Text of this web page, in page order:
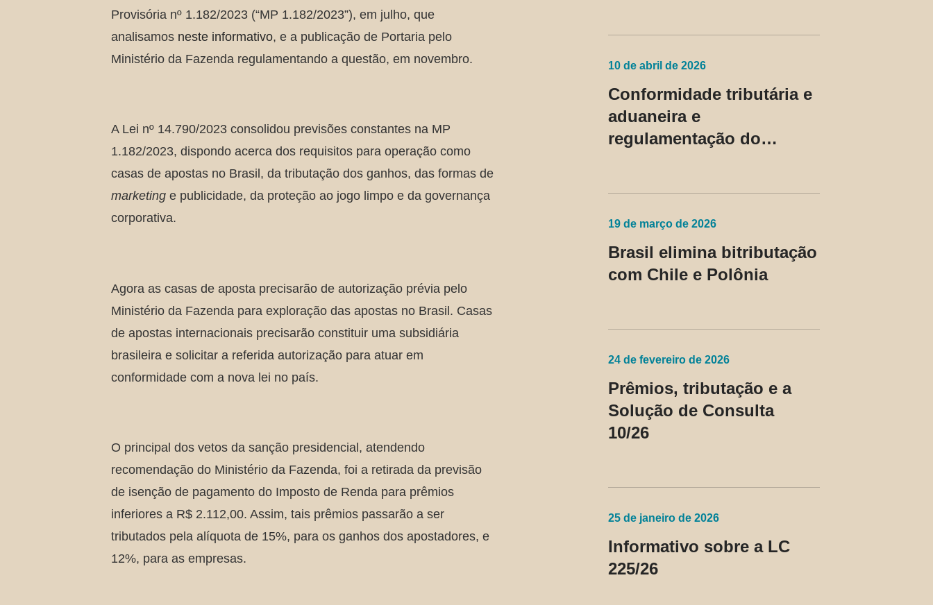
Provisória nº 1.182/2023 (“MP 1.182/2023”), em julho, que
analisamos neste informativo, e a publicação de Portaria pelo
Ministério da Fazenda regulamentando a questão, em novembro.
A Lei nº 14.790/2023 consolidou previsões constantes na MP
1.182/2023, dispondo acerca dos requisitos para operação como
casas de apostas no Brasil, da tributação dos ganhos, das formas de
marketing e publicidade, da proteção ao jogo limpo e da governança
corporativa.
Agora as casas de aposta precisarão de autorização prévia pelo
Ministério da Fazenda para exploração das apostas no Brasil. Casas
de apostas internacionais precisarão constituir uma subsidiária
brasileira e solicitar a referida autorização para atuar em
conformidade com a nova lei no país.
O principal dos vetos da sanção presidencial, atendendo
recomendação do Ministério da Fazenda, foi a retirada da previsão
de isenção de pagamento do Imposto de Renda para prêmios
inferiores a R$ 2.112,00. Assim, tais prêmios passarão a ser
tributados pela alíquota de 15%, para os ganhos dos apostadores, e
12%, para as empresas.
privilegiado
10 de abril de 2026
Conformidade tributária e
aduaneira e
regulamentação do
19 de março de 2026
Brasil elimina bitributação
com Chile e Polônia
24 de fevereiro de 2026
Prêmios, tributação e a
Solução de Consulta
10/26
25 de janeiro de 2026
Informativo sobre a LC
225/26